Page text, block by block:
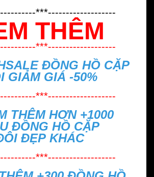
***-------------------
THÊM
***-------------------
ĐỒNG HỒ CẶP
GIẢM GIÁ -50%
***-------------------
THÊM HƠN +1000
ĐỒNG HỒ CẶP
ĐẸP KHÁC
***-------------------